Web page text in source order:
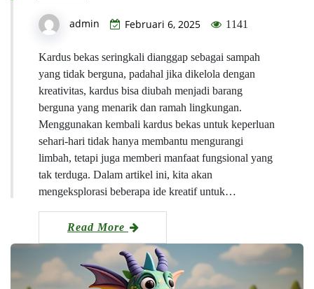
admin Februari 6, 2025 1141
Kardus bekas seringkali dianggap sebagai sampah
yang tidak berguna, padahal jika dikelola dengan
kreativitas, kardus bisa diubah menjadi barang
berguna yang menarik dan ramah lingkungan.
Menggunakan kembali kardus bekas untuk keperluan
sehari-hari tidak hanya membantu mengurangi
limbah, tetapi juga memberi manfaat fungsional yang
tak terduga. Dalam artikel ini, kita akan
mengeksplorasi beberapa ide kreatif untuk…
Read More